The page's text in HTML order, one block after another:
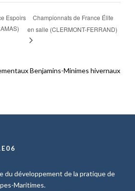
Espoirs
Championnats de France Élite
en salle (CLERMONT-FERRAND)
Benjamins-Minimes hivernaux
du développement de la pratique de
Maritimes.